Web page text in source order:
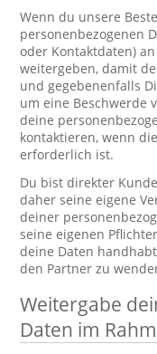
Wenn du unsere
personenbezogenen
oder Kontaktdaten)
weitergeben, damit
und gegebenenfalls
um eine Beschwerde
deine
kontaktieren, wenn
erforderlich ist.
Du bist direkter
daher seine eigene
deiner
seine eigenen
deine Daten
den Partner zu
Weitergabe
Daten im